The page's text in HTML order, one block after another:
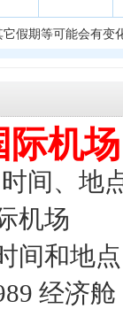
假期等可能会有变
际机
间、地
机场
间和地
经济